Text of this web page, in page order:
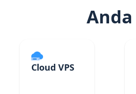
Anda
Cloud VPS